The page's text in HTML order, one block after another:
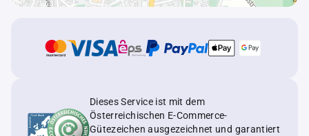
Dieses Service ist mit dem
Österreichischen E-Commerce-
Gütezeichen ausgezeichnet und garantiert